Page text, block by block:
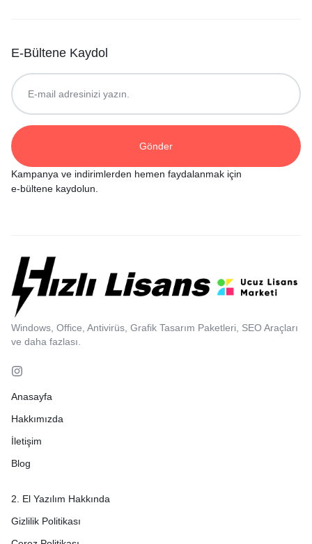
E-Bültene Kaydol
Kampanya ve indirimlerden hemen faydalanmak için
e-bültene kaydolun.
Windows, Office, Antivirüs, Grafik Tasarım Paketleri, SEO Araçları
ve daha fazlası.
Anasayfa
Hakkımızda
İletişim
Blog
2. El Yazılım Hakkında
Gizlilik Politikası